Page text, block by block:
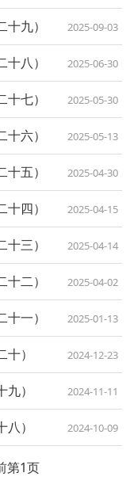
九） 2025-09-03
八） 2025-06-30
七） 2025-05-30
六） 2025-05-13
五） 2025-04-30
四） 2025-04-15
三） 2025-04-14
二） 2025-04-02
一） 2025-01-13
） 2024-12-23
） 2024-11-11
） 2024-10-09
第1页